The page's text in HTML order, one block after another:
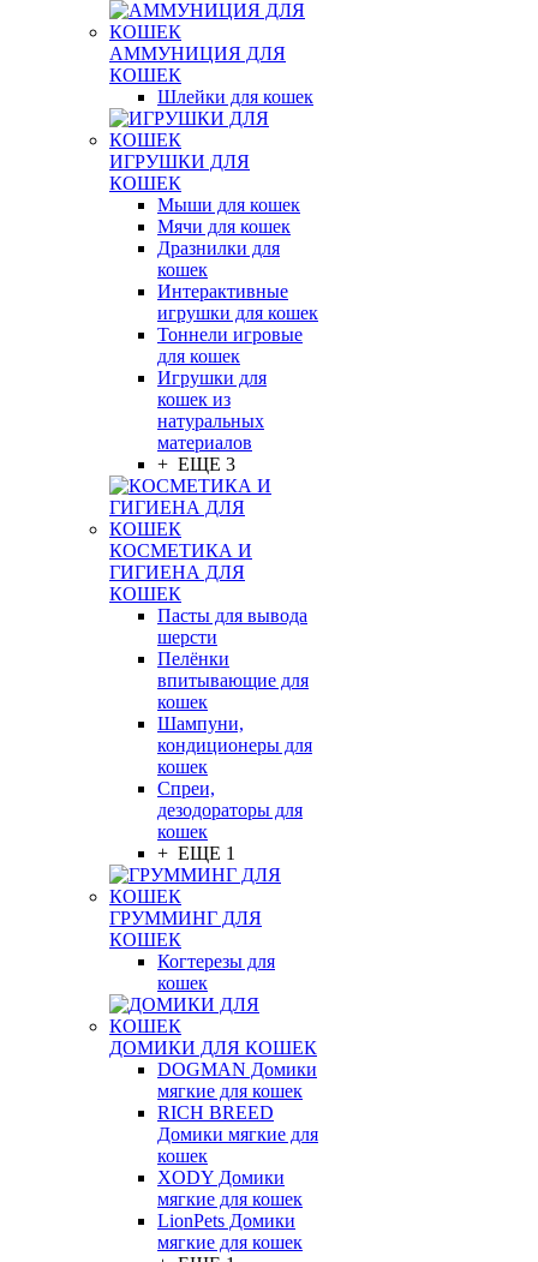
АММУНИЦИЯ ДЛЯ
КОШЕК
Шлейки для кошек
ИГРУШКИ ДЛЯ
КОШЕК
Мыши для кошек
Мячи для кошек
Дразнилки для
кошек
Интерактивные
игрушки для кошек
Тоннели игровые
для кошек
Игрушки для
кошек из
натуральных
материалов
+ ЕЩЕ 3
КОСМЕТИКА И
ГИГИЕНА ДЛЯ
КОШЕК
Пасты для вывода
шерсти
Пелёнки
впитывающие для
кошек
Шампуни,
кондиционеры для
кошек
Спреи,
дезодораторы для
кошек
+ ЕЩЕ 1
ГРУММИНГ ДЛЯ
КОШЕК
Когтерезы для
кошек
ДОМИКИ ДЛЯ КОШЕК
DOGMAN Домики
мягкие для кошек
RICH BREED
Домики мягкие для
кошек
XODY Домики
мягкие для кошек
LionPets Домики
мягкие для кошек